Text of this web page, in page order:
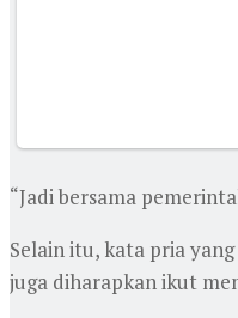
“Jadi bersama
Selain itu, kata pria
juga diharapkan ikut